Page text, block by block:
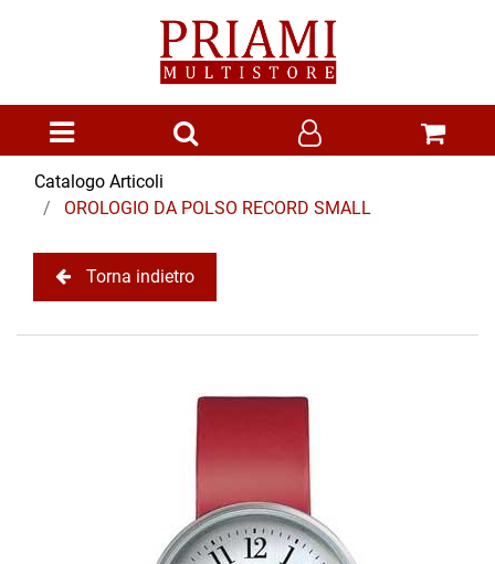
Open menu
Catalogo Articoli
OROLOGIO DA POLSO RECORD SMALL
Torna indietro